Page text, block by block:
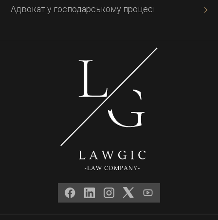
Адвокат у господарському процесі